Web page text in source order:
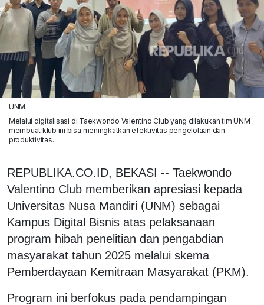
UNM
Melalui digitalisasi di Taekwondo Valentino Club yang dilakukan tim UNM
membuat klub ini bisa meningkatkan efektivitas pengelolaan dan
produktivitas.
REPUBLIKA.CO.ID, BEKASI -- Taekwondo
Valentino Club memberikan apresiasi kepada
Universitas Nusa Mandiri (UNM) sebagai
Kampus Digital Bisnis atas pelaksanaan
program hibah penelitian dan pengabdian
masyarakat tahun 2025 melalui skema
Pemberdayaan Kemitraan Masyarakat (PKM).
Program ini berfokus pada pendampingan